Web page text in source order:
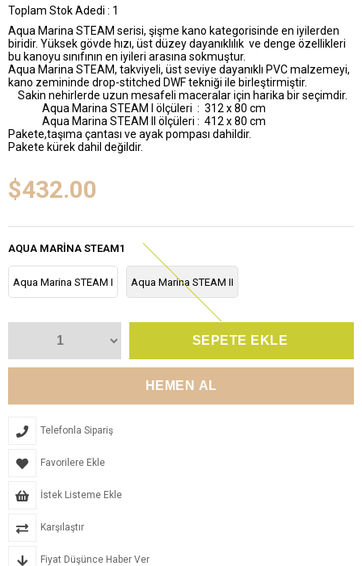
Toplam Stok Adedi : 1
Aqua Marina STEAM serisi, şişme kano kategorisinde en iyilerden
biridir. Yüksek gövde hızı, üst düzey dayanıklılık ve denge özellikleri
bu kanoyu sınıfının en iyileri arasına sokmuştur.
Aqua Marina STEAM, takviyeli, üst seviye dayanıklı PVC malzemeyi,
kano zemininde drop-stitched DWF tekniği ile birleştirmiştir.
Sakin nehirlerde uzun mesafeli maceralar için harika bir seçimdir.
Aqua Marina STEAM I ölçüleri : 312 x 80 cm
Aqua Marina STEAM II ölçüleri : 412 x 80 cm
Pakete,taşıma çantası ve ayak pompası dahildir.
Pakete kürek dahil değildir.
$432.00
AQUA MARINA STEAM1
Aqua Marina STEAM I Aqua Marina STEAM II
Telefonla Sipariş
Favorilere Ekle
İstek Listeme Ekle
Karşılaştır
Fiyat Düşünce Haber Ver